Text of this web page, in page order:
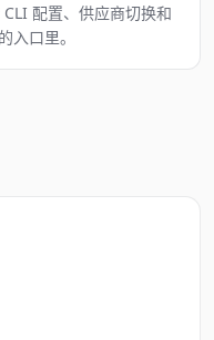
配置、供应商切换和
入口里。